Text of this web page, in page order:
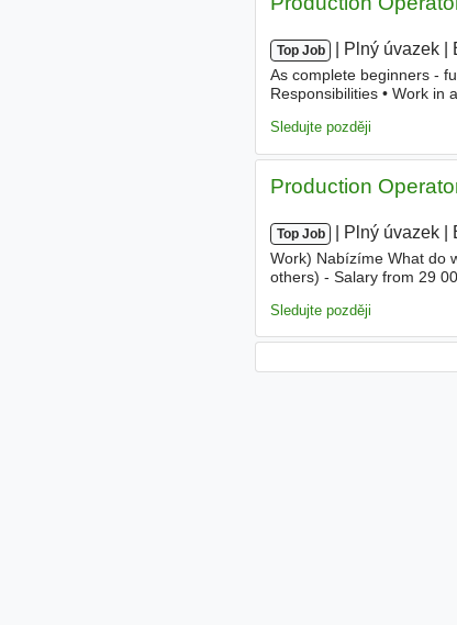
Top Job Plný úvazek
As complete beginners -
Responsibilities • Work in
Sledujte později
Production
Top Job Plný úvazek
Work) Nabízíme What do
others) - Salary from 29
Sledujte později